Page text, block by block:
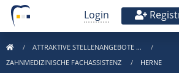
Login
ATTRAKTIVE STELLENANGEBOTE …
ZAHNMEDIZINISCHE FACHASSISTENZ
HERNE